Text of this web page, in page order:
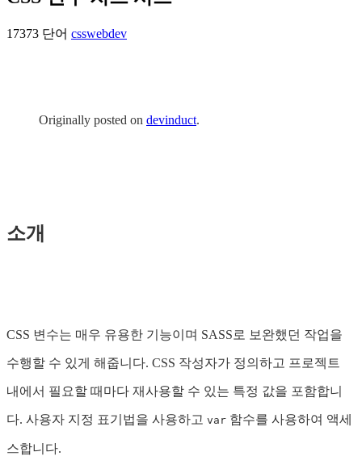
17373 단어 csswebdev
Originally posted on devinduct.
소개
CSS 변수는 매우 유용한 기능이며 SASS로 보완했던 작업을
수행할 수 있게 해줍니다. CSS 작성자가 정의하고 프로젝트
내에서 필요할 때마다 재사용할 수 있는 특정 값을 포함합니
다. 사용자 지정 표기법을 사용하고 var 함수를 사용하여 액세
스합니다.